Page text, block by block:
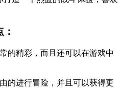
精彩，而且还可以在游戏中
进行冒险，并且可以获得更